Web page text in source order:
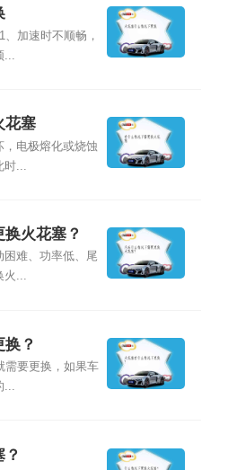
加速时不顺畅，
花塞
电极熔化或烧蚀
...
火花塞？
难、功率低、尾
火...
？
需要更换，如果车
...